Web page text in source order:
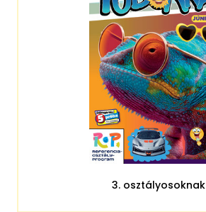
3. osztályosoknak